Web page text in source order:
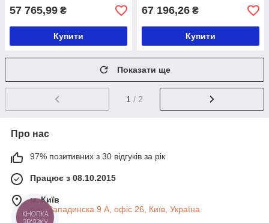
57 765,99 ₴
Купити
67 196,26 ₴
Купити
Показати ще
1 / 2
Про нас
97% позитивних з 30 відгуків за рік
Працює з 08.10.2015
м. Київ
вул. Западинска 9 А, офіс 26, Київ, Україна
КНОПКА